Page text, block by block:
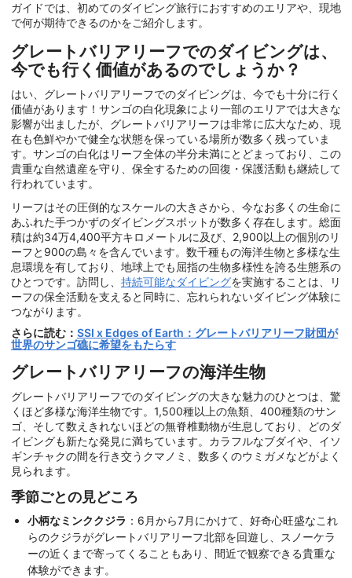
ガイドでは、初めてのダイビング旅行におすすめのエリアや、現地
で何が期待できるのかをご紹介します。
グレートバリアリーフでのダイビングは、
今でも行く価値があるのでしょうか？
はい、グレートバリアリーフでのダイビングは、今でも十分に行く
価値があります！サンゴの白化現象により一部のエリアでは大きな
影響が出ましたが、グレートバリアリーフは非常に広大なため、現
在も色鮮やかで健全な状態を保っている場所が数多く残っていま
す。サンゴの白化はリーフ全体の半分未満にとどまっており、この
貴重な自然遺産を守り、保全するための回復・保護活動も継続して
行われています。
リーフはその圧倒的なスケールの大きさから、今なお多くの生命に
あふれた手つかずのダイビングスポットが数多く存在します。総面
積は約34万4,400平方キロメートルに及び、2,900以上の個別のリ
ーフと900の島々を含んでいます。数千種もの海洋生物と多様な生
息環境を有しており、地球上でも屈指の生物多様性を誇る生態系の
ひとつです。訪問し、 持続可能なダイビングを実施することは、リ
ーフの保全活動を支えると同時に、忘れられないダイビング体験に
つながります。
さらに読む： SSI x Edges of Earth：グレートバリアリーフ財団が
世界のサンゴ礁に希望をもたらす
グレートバリアリーフの海洋生物
グレートバリアリーフでのダイビングの大きな魅力のひとつは、驚
くほど多様な海洋生物です。1,500種以上の魚類、400種類のサン
ゴ、そして数えきれないほどの無脊椎動物が生息しており、どのダ
イビングも新たな発見に満ちています。カラフルなブダイや、イソ
ギンチャクの間を行き交うクマノミ、数多くのウミガメなどがよく
見られます。
季節ごとの見どころ
小柄なミンククジラ ：6月から7月にかけて、好奇心旺盛なこれ
らのクジラがグレートバリアリーフ北部を回遊し、スノーケラ
ーの近くまで寄ってくることもあり、間近で観察できる貴重な
体験ができます。